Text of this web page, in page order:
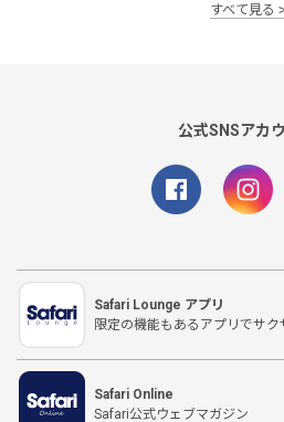
すべて見る
公式SNSアカ
Safari Lounge アプリ
限定の機能もあるアプリでサ
Safari Online
Safari公式ウェブマガジン